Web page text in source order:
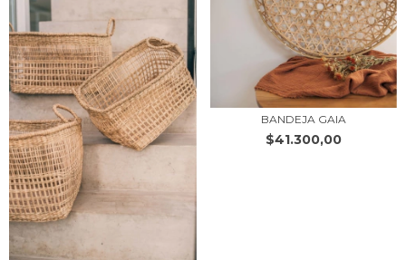
BANDEJA GAIA
$41.300,00